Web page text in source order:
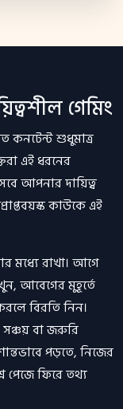
গেমিং
কনটেন্ট শুধুমাত্র
এই ধরনের
আপনার দায়িত্ব
কাউকে এই
মধ্যে রাখা। আগে
আবেগের মুহূর্তে
বিরতি নিন।
সঞ্চয় বা জরুরি
পড়তে, নিজের
পেজে ফিরে তথ্য